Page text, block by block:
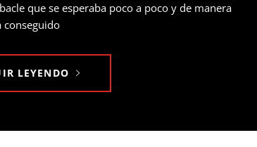
que se esperaba poco a poco y de manera
conseguido
LEYENDO